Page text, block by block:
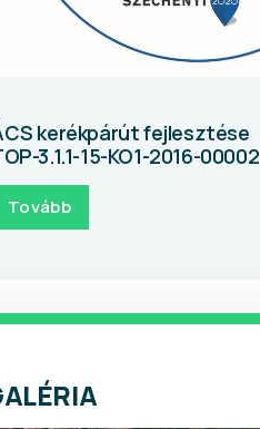
kerékpárút fejlesztése
3.1.1-15-KO1-2016-00002
Tovább